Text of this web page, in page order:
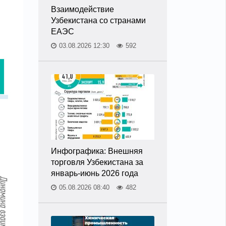
Взаимодействие
Узбекистана со странами
ЕАЭС
03.08.2026 12:30 592
Инфографика: Внешняя
торговля Узбекистана за
январь-июнь 2026 года
05.08.2026 08:40 482